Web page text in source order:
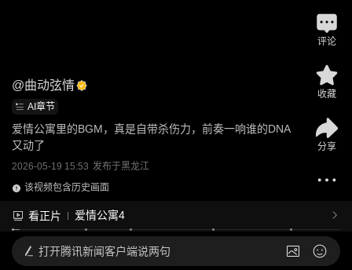
@曲动弦情
AI章节
爱情公寓里的BGM，真是自带杀伤力，前奏一响谁的DNA
又动了
2026-05-19 15:53 发布于黑龙江
该视频包含历史画面
看正片 爱情公寓4
评论
收藏
分享
打开腾讯新闻客户端说两句